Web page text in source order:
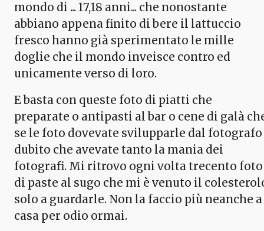
mondo di ... 17,18 anni... che nonostante
abbiano appena finito di bere il lattuccio
fresco hanno già sperimentato le mille
doglie che il mondo inveisce contro ed
unicamente verso di loro.
E basta con queste foto di piatti che
preparate o antipasti al bar o cene di galà
se le foto dovevate svilupparle dal fotografo
dubito che avevate tanto la mania dei
fotografi. Mi ritrovo ogni volta trecento foto
di paste al sugo che mi è venuto il
solo a guardarle. Non la faccio più neanche a
casa per odio ormai.